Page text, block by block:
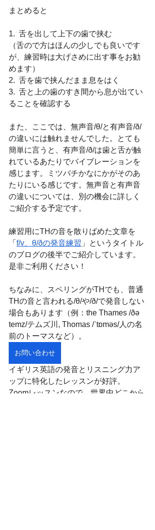
まとめると
1.  舌を出して上下の歯で挟む
（舌ので方はほんの少しでも良いです
が、練習時は大げさめに出す事をお勧
めます）
2.  舌を歯で挟んだまま息をはく
3.  舌と上の歯のすき間から息が出てい
ることを確認する
また、ここでは、無声音/θ/と有声音/ð/
の違いには触れませんでした。とても
簡単に言うと、有声音/ð/は歯と舌が触
れているあたりでバイブレーションを
感じます。ミツバチかなにかがそのあ
たりにいる感じです。無声音と有声音
の違いについては、別の機会に詳しく
ご紹介する予定です。
練習用にTHの音を散りばめた文章を
「 f/v、θ/ðの発音練習 」というタイトル
のブログの後半でご紹介しています。
是非ご利用ください！
ちなみに、スペリングがTHでも、普通
THの音と言われる/θ/や/ð/で発音しない
場合もあります（例：the Thames /ðə
temz/テムズ川, Thomas /ˈtɒməs/人の名
前のトーマスなど）。
お問い合わせ
イギリス英語の発音とリスニング力ア
ップに特化したレッスンが好評。
Zoomレッスンなので、世界中どこから